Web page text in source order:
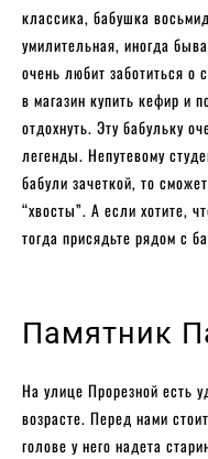
классика, бабушка
умилительная, иногда
очень любит заботиться
в магазин купить кефир и
отдохнуть. Эту бабульку
легенды. Непутевому
бабули зачеткой, то
“хвосты”. А если хотите,
тогда присядьте рядом с
Памятник
На улице Прорезной есть
возрасте. Перед нами
голове у него надета